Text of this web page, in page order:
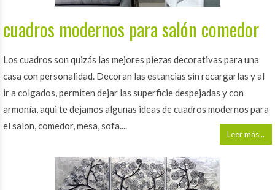
cuadros modernos para salón comedor
Los cuadros son quizás las mejores piezas decorativas para una
casa con personalidad. Decoran las estancias sin recargarlas y al
ir a colgados, permiten dejar las superficie despejadas y con
armonía, aqui te dejamos algunas ideas de cuadros modernos para
el salon, comedor, mesa, sofa....
Leer más...